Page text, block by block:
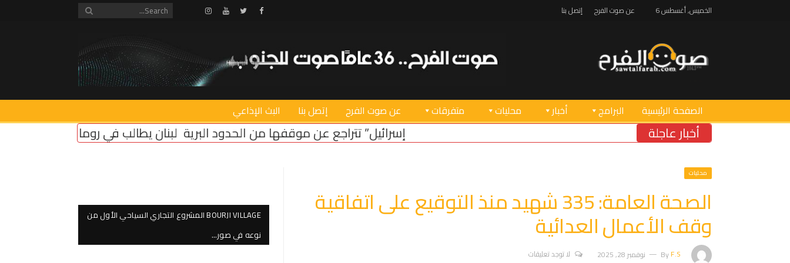
الخميس, أغسطس 6 عن صوت الفرح إتصل بنا Facebook
Twitter
Youtube
Instagram
الصفحة الرئيسية البرامج أخبار محليات متفرقات عن صوت الفرح إتصل بنا البث الإذاعي
أخبار عاجلة “إسرائيل” تتراجع عن موقفها من الحدود البرية لبنان يطالب في روما بإلزام “إسرائيل” بتثبيت وقف النار
محليات
الصحة العامة: 335 شهيد منذ التوقيع على اتفاقية
وقف الأعمال العدائية
ByF.S نوفمبر 28, 2025 لا توجد تعليقات
BOURJI VILLAGE المشروع التجاري السياحي الأول من
نوعه في صور…